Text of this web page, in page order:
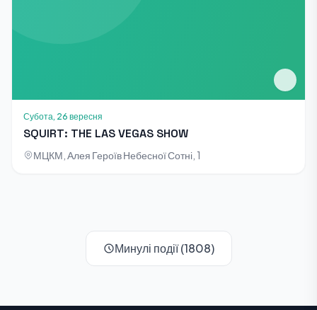
Субота, 26 вересня
SQUIRT: THE LAS VEGAS SHOW
МЦКМ, Алея Героїв Небесної Сотні, 1
Минулі події (1808)